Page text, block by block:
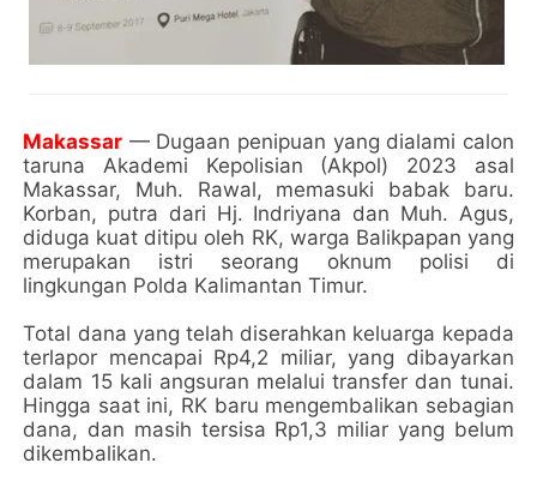
Makassar — Dugaan penipuan yang dialami calon
taruna Akademi Kepolisian (Akpol) 2023 asal
Makassar, Muh. Rawal, memasuki babak baru.
Korban, putra dari Hj. Indriyana dan Muh. Agus,
diduga kuat ditipu oleh RK, warga Balikpapan yang
merupakan istri seorang oknum polisi di
lingkungan Polda Kalimantan Timur.
Total dana yang telah diserahkan keluarga kepada
terlapor mencapai Rp4,2 miliar, yang dibayarkan
dalam 15 kali angsuran melalui transfer dan tunai.
Hingga saat ini, RK baru mengembalikan sebagian
dana, dan masih tersisa Rp1,3 miliar yang belum
dikembalikan.